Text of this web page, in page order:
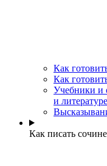
Как
Как
Учебники и
и литературе
Как писать